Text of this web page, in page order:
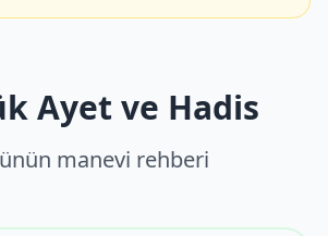
Ayet ve Hadis
manevi rehberi